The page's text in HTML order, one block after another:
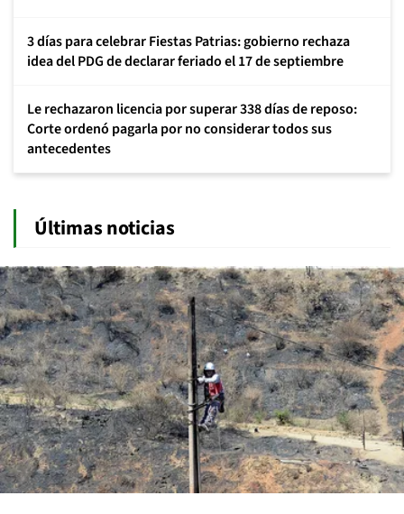
3 días para celebrar Fiestas Patrias: gobierno rechaza
idea del PDG de declarar feriado el 17 de septiembre
Le rechazaron licencia por superar 338 días de reposo:
Corte ordenó pagarla por no considerar todos sus
antecedentes
Últimas noticias